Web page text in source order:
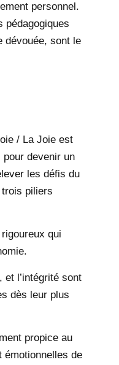
personnel.
pédagogiques
dévouée, sont le
/ La Joie est
devenir un
les défis du
piliers
qui
l’intégrité sont
dès leur plus
propice au
émotionnelles de